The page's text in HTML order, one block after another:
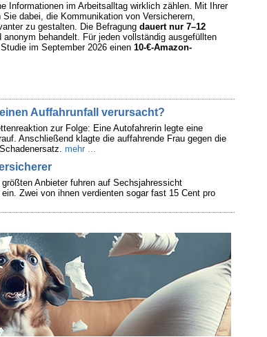
Informationen im Arbeitsalltag wirklich zählen. Mit Ihrer
dabei, die Kommunikation von Versicherern,
zu gestalten. Die Befragung dauert nur 7–12
anonym behandelt. Für jeden vollständig ausgefüllten
im September 2026 einen 10-€-Amazon-
Auffahrunfall verursacht?
zur Folge: Eine Autofahrerin legte eine
Anschließend klagte die auffahrende Frau gegen die
mehr ...
Anbieter fuhren auf Sechsjahressicht
Zwei von ihnen verdienten sogar fast 15 Cent pro